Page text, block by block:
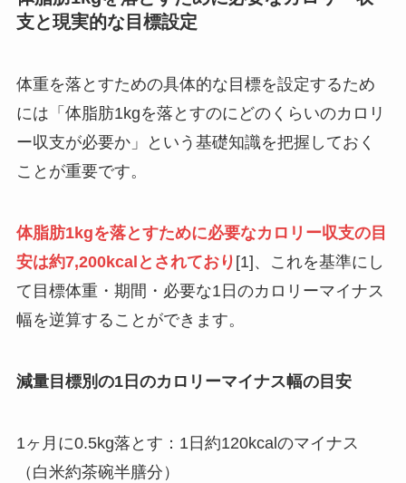
支と現実的な目標設定
体重を落とすための具体的な目標を設定するため
には「体脂肪1kgを落とすのにどのくらいのカロリ
ー収支が必要か」という基礎知識を把握しておく
ことが重要です。
体脂肪1kgを落とすために必要なカロリー収支の目
安は約7,200kcalとされており [1]、これを基準にし
て目標体重・期間・必要な1日のカロリーマイナス
幅を逆算することができます。
減量目標別の1日のカロリーマイナス幅の目安
1ヶ月に0.5kg落とす：1日約120kcalのマイナス
（白米約茶碗半膳分）